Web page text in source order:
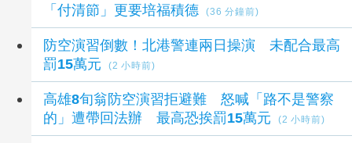
「付清節」更要培福積德
(36 分鐘前)
防空演習倒數！北港警連兩日操演 未配合最高
罰15萬元
(2 小時前)
高雄8旬翁防空演習拒避難 怒喊「路不是警察
的」遭帶回法辦 最高恐挨罰15萬元
(2 小時前)